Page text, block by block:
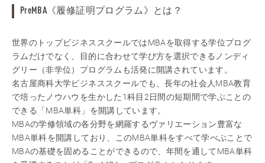
PreMBA《履修証明プログラム》とは？
世界のトップビジネススクールではMBAを取得する学位プログ
ラムだけでなく、目的に合わせて学び方を選択できるノンディ
グリー（非学位）プログラムも活発に開講されています。
名古屋商科大学ビジネススクールでも、長年の社会人MBA教育
で培ったノウハウを生かした1科目2日間の短期間で学ぶことの
できる「MBA単科」を開講しています。
MBAの学修領域の各分野を網羅するヴァリエーション豊富な
MBA単科を開講しており、このMBA単科をすべて学べぶことで
MBAの基礎を固めることができるので、年間を通してMBA単科